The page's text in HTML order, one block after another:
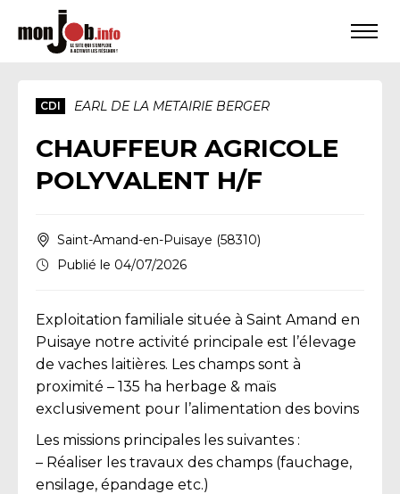
CDI EARL DE LA METAIRIE BERGER
CHAUFFEUR AGRICOLE
POLYVALENT H/F
Saint-Amand-en-Puisaye (58310)
Publié le 04/07/2026
Exploitation familiale située à Saint Amand en
Puisaye notre activité principale est l’élevage
de vaches laitières. Les champs sont à
proximité – 135 ha herbage & maïs
exclusivement pour l’alimentation des bovins
Les missions principales les suivantes :
– Réaliser les travaux des champs (fauchage,
ensilage, épandage etc.)